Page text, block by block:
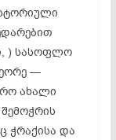
) სასოფლო
—
ახალი
ჭრაქისა და